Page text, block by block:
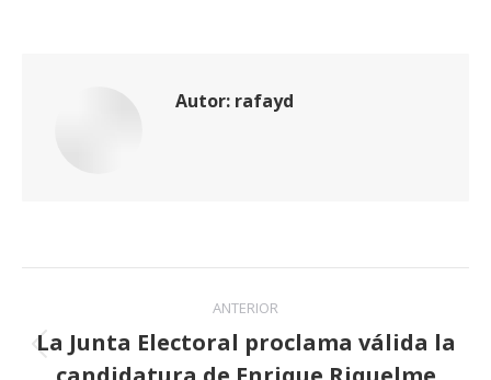
Autor: rafayd
Navegación
entre
ANTERIOR
Publicación
La Junta Electoral proclama válida la